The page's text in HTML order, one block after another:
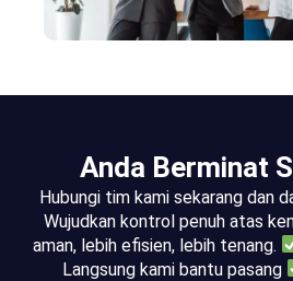
Anda Berminat
Hubungi tim kami sekarang dan
Wujudkan kontrol penuh atas
aman, lebih efisien, lebih tenang.
Langsung kami bantu pasang